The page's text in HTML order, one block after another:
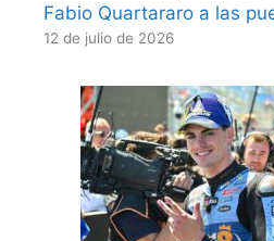
Fabio Quartararo a las
12 de julio de 2026